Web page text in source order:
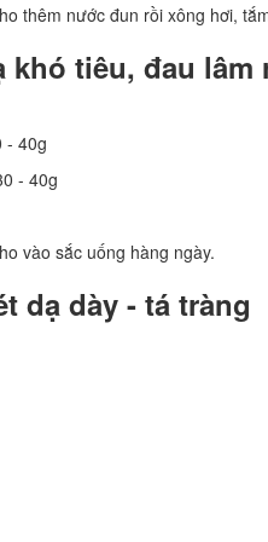
thêm nước đun rồi xông hơi,
khó tiêu, đau lâm
- 40g
- 40g
vào sắc uống hàng ngày.
dạ dày - tá tràng